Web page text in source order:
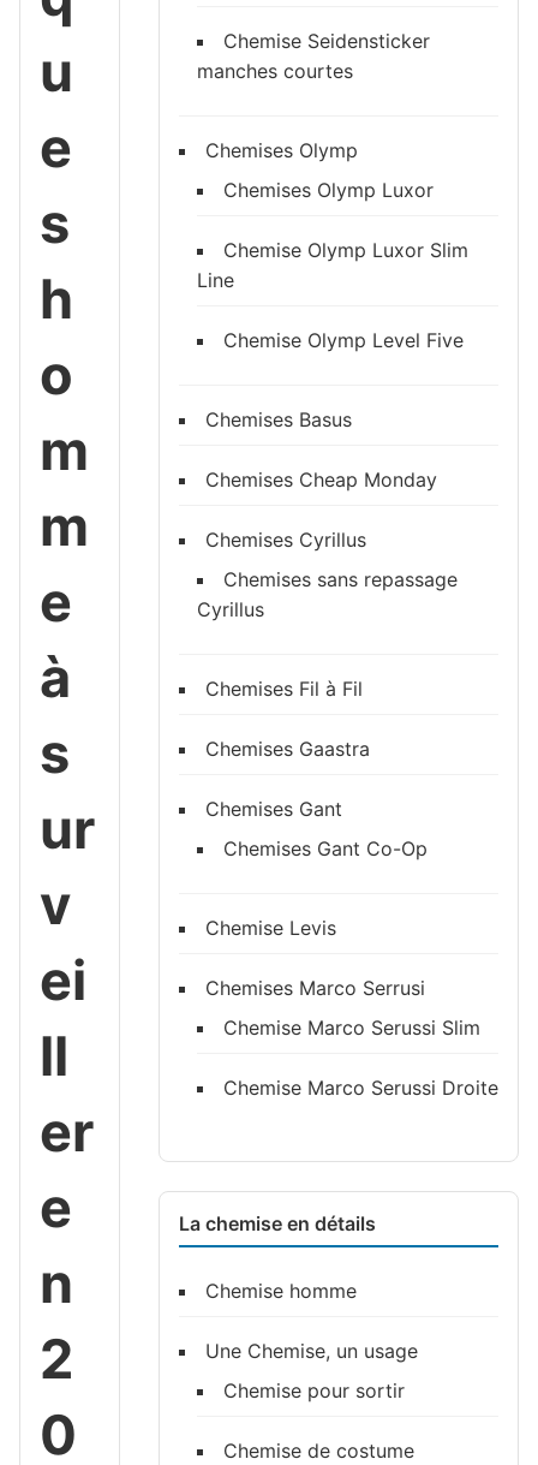
u
e
s
h
o
m
m
e
à
s
ur
v
ei
ll
er
e
n
2
0
Chemise Seidensticker
manches courtes
Chemises Olymp
Chemises Olymp Luxor
Chemise Olymp Luxor Slim
Line
Chemise Olymp Level Five
Chemises Basus
Chemises Cheap Monday
Chemises Cyrillus
Chemises sans repassage
Cyrillus
Chemises Fil à Fil
Chemises Gaastra
Chemises Gant
Chemises Gant Co-Op
Chemise Levis
Chemises Marco Serrusi
Chemise Marco Serussi Slim
Chemise Marco Serussi Droite
La chemise en détails
Chemise homme
Une Chemise, un usage
Chemise pour sortir
Chemise de costume